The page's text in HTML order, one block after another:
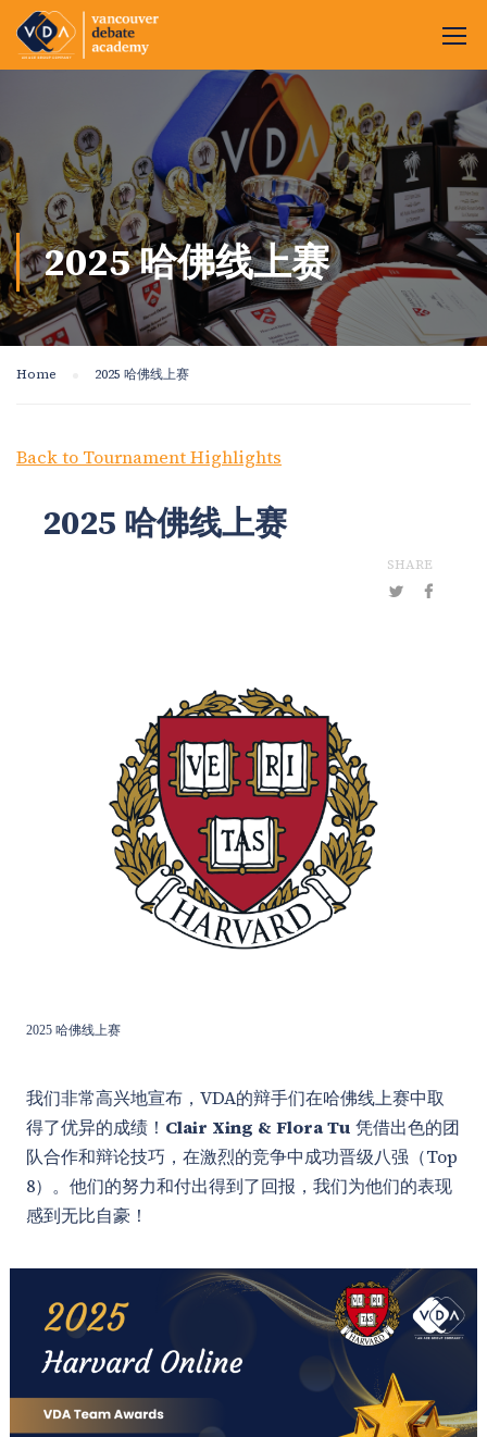
2025 哈佛线上赛
Home 2025 哈佛线上赛
Back to Tournament Highlights
2025 哈佛线上赛
SHARE
2025 哈佛线上赛
我们非常高兴地宣布，VDA的辩手们在哈佛线上赛中取
得了优异的成绩！ Clair Xing & Flora Tu 凭借出色的团
队合作和辩论技巧，在激烈的竞争中成功晋级八强（Top
8）。他们的努力和付出得到了回报，我们为他们的表现
感到无比自豪！